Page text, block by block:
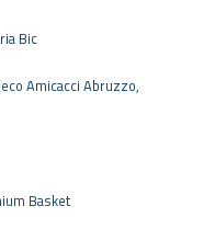
Bic
Amicacci Abruzzo,
Basket